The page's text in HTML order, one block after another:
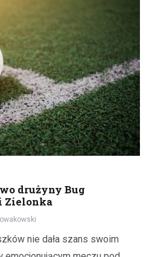
drużyny Bug
Zielonka
nie dała szans swoim